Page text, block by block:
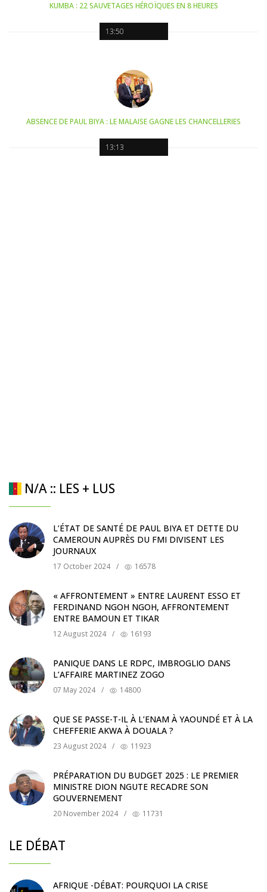
13:50
KUMBA : 22 SAUVETAGES HÉROÏQUES EN 8 HEURES
13:13
ABSENCE DE PAUL BIYA : LE MALAISE GAGNE LES CHANCELLERIES
N/A :: LES + LUS
L’ÉTAT DE SANTÉ DE PAUL BIYA ET DETTE DU
CAMEROUN AUPRÈS DU FMI DIVISENT LES
JOURNAUX
17 October 2024 / 16578
« AFFRONTEMENT » ENTRE LAURENT ESSO ET
FERDINAND NGOH NGOH, AFFRONTEMENT
ENTRE BAMOUN ET TIKAR
12 August 2024 / 16193
PANIQUE DANS LE RDPC, IMBROGLIO DANS
L’AFFAIRE MARTINEZ ZOGO
07 May 2024 / 14800
QUE SE PASSE-T-IL À L’ENAM À YAOUNDÉ ET À LA
CHEFFERIE AKWA À DOUALA ?
23 August 2024 / 11923
PRÉPARATION DU BUDGET 2025 : LE PREMIER
MINISTRE DION NGUTE RECADRE SON
GOUVERNEMENT
20 November 2024 / 11731
LE DÉBAT
AFRIQUE -DÉBAT: POURQUOI LA CRISE